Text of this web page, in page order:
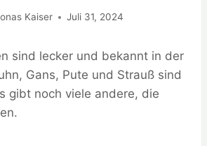
Kaiser Juli 31, 2024
sind lecker und bekannt in der
Gans, Pute und Strauß sind
gibt noch viele andere, die